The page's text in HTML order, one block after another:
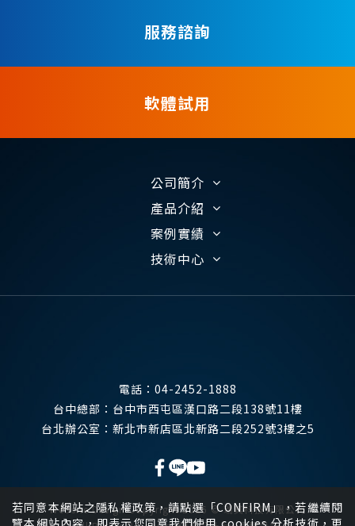
服務諮詢
軟體試用
公司簡介
產品介紹
案例實績
技術中心
電話： 04-2452-1888
台中總部： 台中市西屯區漢口路二段138號11樓
台北辦公室： 新北市新店區北新路二段252號3樓之5
Website DesignCopyright 2026 © 瑞其科技有限公司
若同意本網站之隱私權政策，請點選「CONFIRM」，若繼續閱
覽本網站內容，即表示您同意我們使用 cookies 分析技術，更